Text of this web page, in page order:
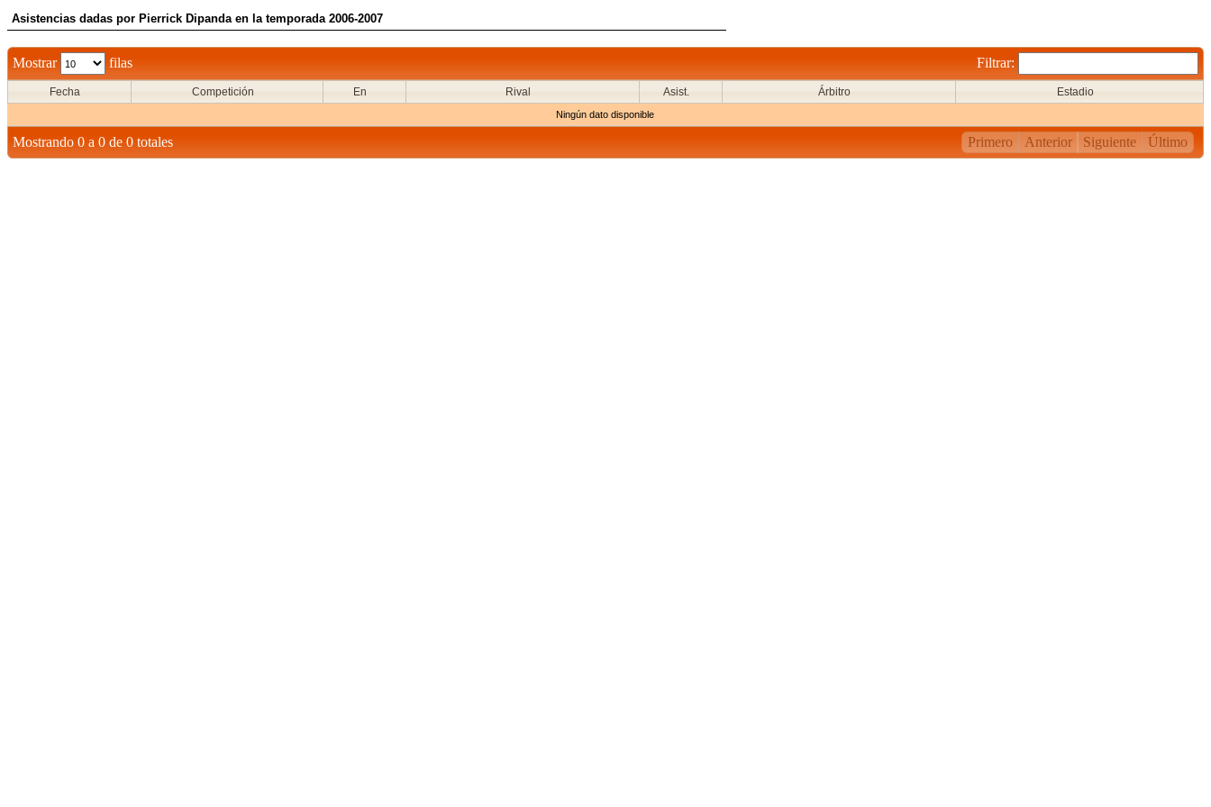
Asistencias dadas por Pierrick Dipanda en la temporada 2006-2007
Mostrar filas Filtrar:
Fecha Competición En Rival Asist. Árbitro Estadio
Ningún dato disponible
Mostrando 0 a 0 de 0 totales Primero Anterior Siguiente Último